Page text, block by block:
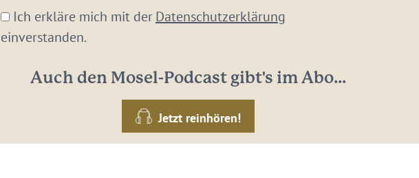
Mail-
Adresse:
Ich erkläre mich mit derDatenschutzerklärung
einverstanden.
Auch den Mosel-Podcast gibt's im Abo...
Jetzt reinhören!